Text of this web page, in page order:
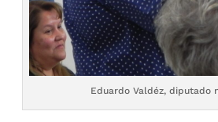
Eduardo Valdéz, diputado